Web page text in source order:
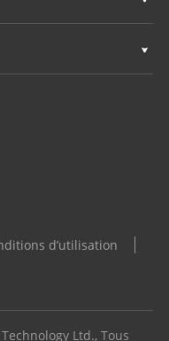
d’utilisation
Ltd., Tous